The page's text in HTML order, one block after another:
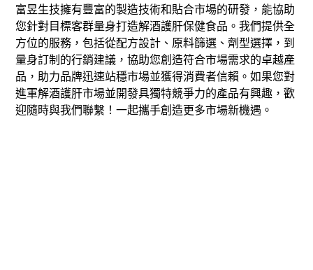
富昱生技擁有豐富的製造技術和貼合市場的研發，能協助
您針對目標客群量身打造解酒護肝保健食品。我們提供全
方位的服務，包括從配方設計、原料篩選、劑型選擇，到
量身訂制的行銷建議，協助您創造符合市場需求的卓越產
品，助力品牌迅速站穩市場並獲得消費者信賴。如果您對
進軍解酒護肝市場並開發具獨特競爭力的產品有興趣，歡
迎隨時與我們聯繫！一起攜手創造更多市場新機遇。